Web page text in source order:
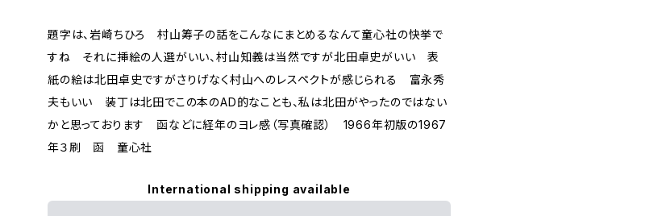
題字は、岩崎ちひろ 村山筹子の話をこんなにまとめるなんて童心社の快挙で
すね それに挿絵の人選がいい、村山知義は当然ですが北田卓史がいい 表
紙の絵は北田卓史ですがさりげなく村山へのレスペクトが感じられる 富永秀
夫もいい 装丁は北田でこの本のAD的なことも、私は北田がやったのではない
かと思っております 函などに経年のヨレ感（写真確認） 1966年初版の1967
年３刷 函 童心社
International shipping available